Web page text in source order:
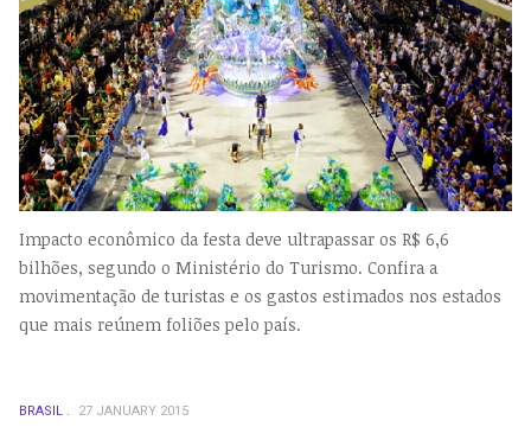
Impacto econômico da festa deve ultrapassar os R$ 6,6
bilhões, segundo o Ministério do Turismo. Confira a
movimentação de turistas e os gastos estimados nos estados
que mais reúnem foliões pelo país.
BRASIL 27 JANUARY 2015